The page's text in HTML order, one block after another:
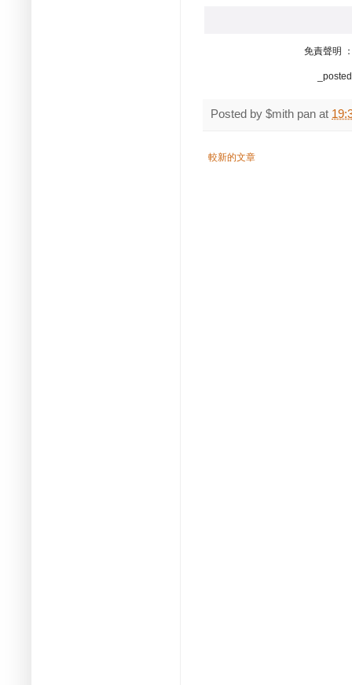
免責聲明
Posted by $mith pan at
較新的文章